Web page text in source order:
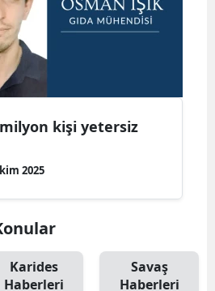
milyon kişi yetersiz
2025
Karides
Haberleri
Savaş
Haberleri